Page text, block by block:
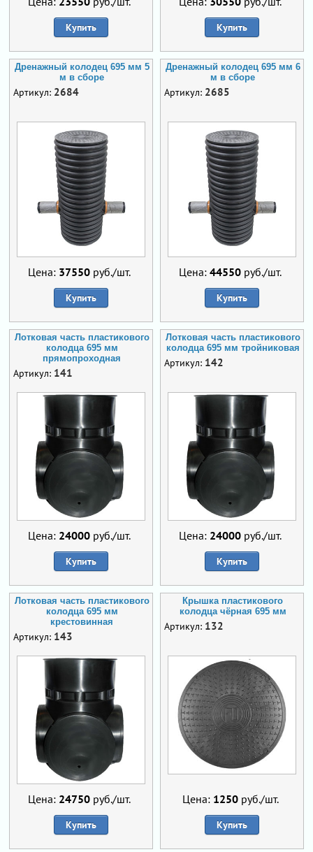
Купить Купить
Дренажный колодец 695 мм 5
м в сборе
Артикул: 2684
Цена: 37550 руб./шт.
Купить
Дренажный колодец 695 мм 6
м в сборе
Артикул: 2685
Цена: 44550 руб./шт.
Купить
Лотковая часть пластикового
колодца 695 мм
прямопроходная
Артикул: 141
Цена: 24000 руб./шт.
Купить
Лотковая часть пластикового
колодца 695 мм тройниковая
Артикул: 142
Цена: 24000 руб./шт.
Купить
Лотковая часть пластикового
колодца 695 мм
крестовинная
Артикул: 143
Цена: 24750 руб./шт.
Купить
Крышка пластикового
колодца чёрная 695 мм
Артикул: 132
Цена: 1250руб./шт.
Купить